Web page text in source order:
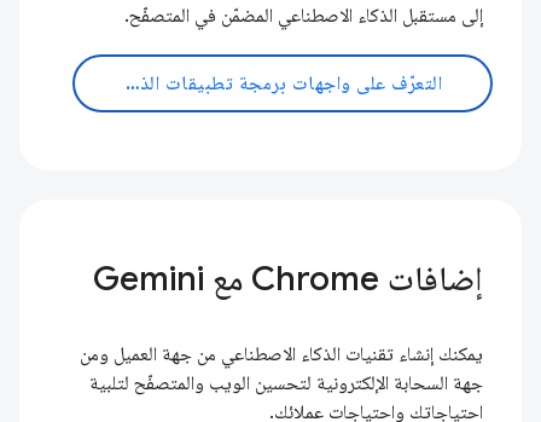
إلى مستقبل الذكاء الاصطناعي المضمّن في المتصفّح.
التعرّف على واجهات برمجة تطبيقات الذكاء الاصطناعي
إضافات Chrome مع Gemini
يمكنك إنشاء تقنيات الذكاء الاصطناعي من جهة العميل ومن
جهة السحابة الإلكترونية لتحسين الويب والمتصفّح لتلبية
احتياجاتك واحتياجات عملائك.